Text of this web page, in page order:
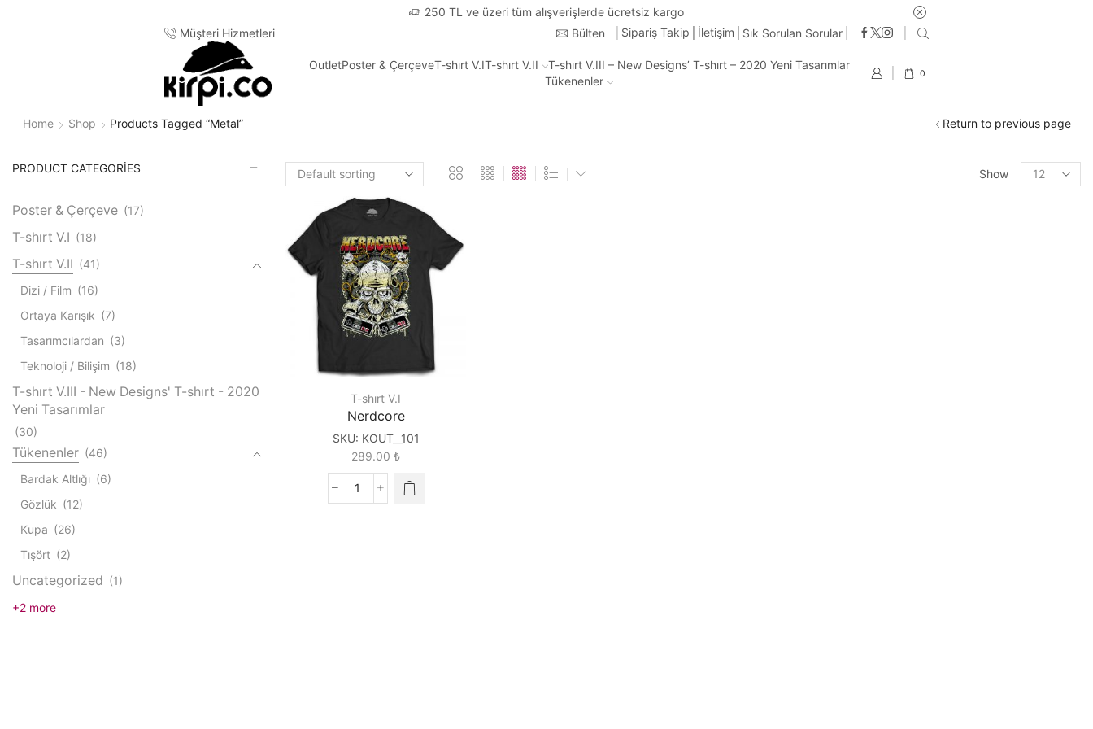
Türkiye'nin Heryerine 2-3 iş günü içinde kargo
Müşteri Hizmetleri
Bülten Sipariş Takip İletişim Sık Sorulan Sorular
OutletPoster & ÇerçeveT-shırt V.IT-shırt V.II
T-shırt V.III – New Designs’ T-shırt – 2020 Yeni Tasarımlar
Tükenenler
0
Home Shop Products Tagged “metal” Return to previous page
Show
Products
per
T-shırt V.I
Nerdcore
SKU: KOUT__101
289.00 ₺
Nerdcore
PRODUCT CATEGORIES
Poster & Çerçeve (17)
T-shırt V.I (18)
T-shırt V.II (41)
Dizi / Film (16)
Ortaya Karışık (7)
Tasarımcılardan (3)
Teknoloji / Bilişim (18)
T-shırt V.III - New Designs' T-shırt - 2020
Yeni Tasarımlar
(30)
Tükenenler (46)
Bardak Altlığı (6)
Gözlük (12)
Kupa (26)
Tışört (2)
Uncategorized (1)
+2 more